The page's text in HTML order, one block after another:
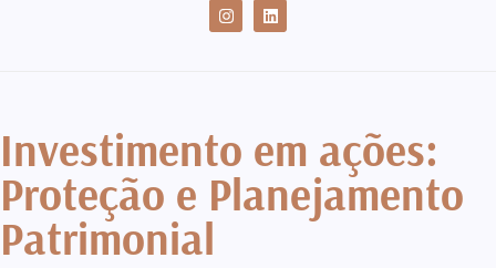
Investimento em ações:
Proteção e Planejamento
Patrimonial